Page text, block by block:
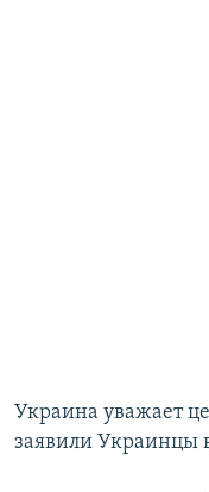
Украина уважает
заявили Украинцы